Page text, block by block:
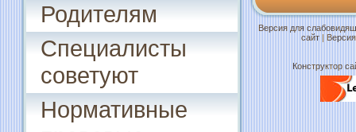
Родителям
Специалисты
советуют
Нормативные
Версия для
сайт |
Конструктор